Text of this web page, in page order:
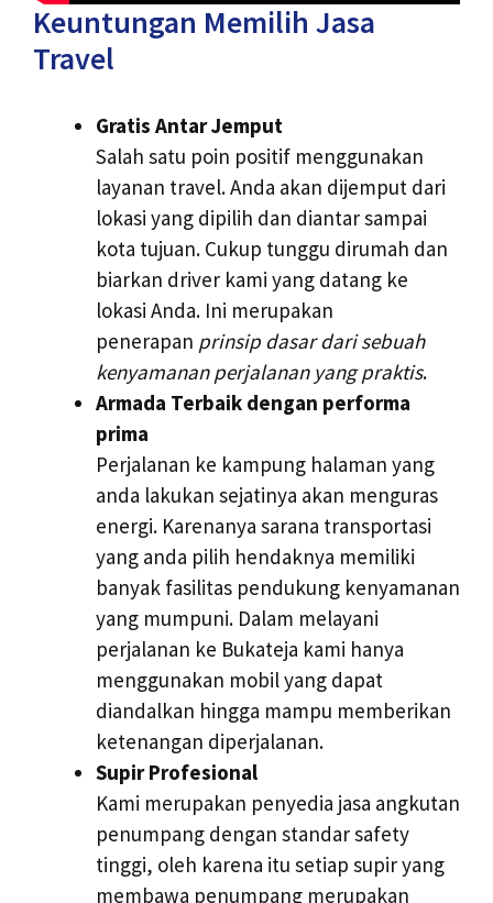
Keuntungan Memilih Jasa
Travel
Gratis Antar Jemput
Salah satu poin positif menggunakan
layanan travel. Anda akan dijemput dari
lokasi yang dipilih dan diantar sampai
kota tujuan. Cukup tunggu dirumah dan
biarkan driver kami yang datang ke
lokasi Anda. Ini merupakan
penerapan prinsip dasar dari sebuah
kenyamanan perjalanan yang praktis.
Armada Terbaik dengan performa
prima
Perjalanan ke kampung halaman yang
anda lakukan sejatinya akan menguras
energi. Karenanya sarana transportasi
yang anda pilih hendaknya memiliki
banyak fasilitas pendukung kenyamanan
yang mumpuni. Dalam melayani
perjalanan ke Bukateja kami hanya
menggunakan mobil yang dapat
diandalkan hingga mampu memberikan
ketenangan diperjalanan.
Supir Profesional
Kami merupakan penyedia jasa angkutan
penumpang dengan standar safety
tinggi, oleh karena itu setiap supir yang
membawa penumpang merupakan